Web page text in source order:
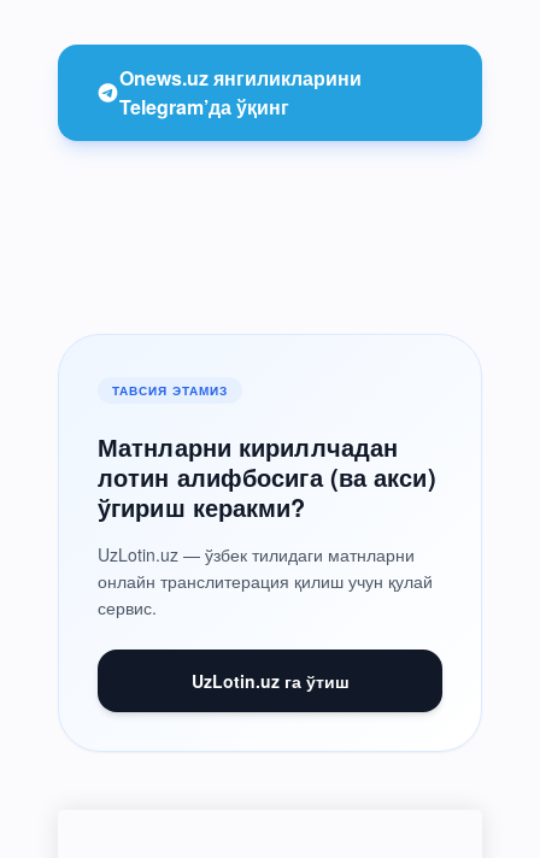
Onews.uz янгиликларини
Telegram’да ўқинг
ТАВСИЯ ЭТАМИЗ
Матнларни кириллчадан
лотин алифбосига (ва акси)
ўгириш керакми?
UzLotin.uz — ўзбек тилидаги матнларни
онлайн транслитерация қилиш учун қулай
сервис.
UzLotin.uz га ўтиш